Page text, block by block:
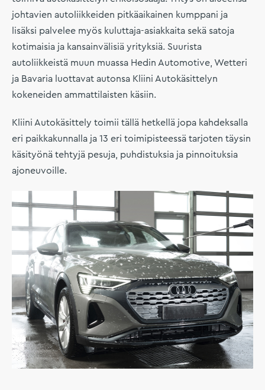
johtavien autoliikkeiden pitkäaikainen kumppani ja
lisäksi palvelee myös kuluttaja-asiakkaita sekä satoja
kotimaisia ja kansainvälisiä yrityksiä. Suurista
autoliikkeistä muun muassa Hedin Automotive, Wetteri
ja Bavaria luottavat autonsa Kliini Autokäsittelyn
kokeneiden ammattilaisten käsiin.
Kliini Autokäsittely toimii tällä hetkellä jopa kahdeksalla
eri paikkakunnalla ja 13 eri toimipisteessä tarjoten täysin
käsityönä tehtyjä pesuja, puhdistuksia ja pinnoituksia
ajoneuvoille.